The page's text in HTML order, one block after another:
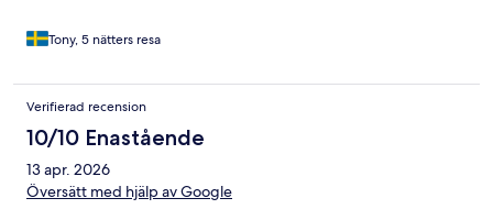
Tony, 5 nätters resa
Verifierad recension
10/10 Enastående
13 apr. 2026
Översätt med hjälp av Google